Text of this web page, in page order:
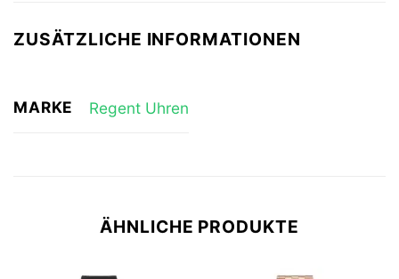
ZUSÄTZLICHE INFORMATIONEN
MARKE Regent Uhren
ÄHNLICHE PRODUKTE